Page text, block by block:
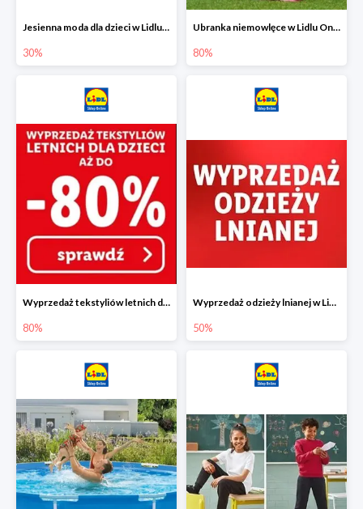
Jesienna moda dla dzieci w Lidlu Online do -30%
30%
Ubranka niemowlęce w Lidlu Online do -80%
80%
Wyprzedaż tekstyliów letnich dla dzieci w Lidlu Online do -80%
80%
Wyprzedaż odzieży lnianej w Lidlu Online do -50%
50%